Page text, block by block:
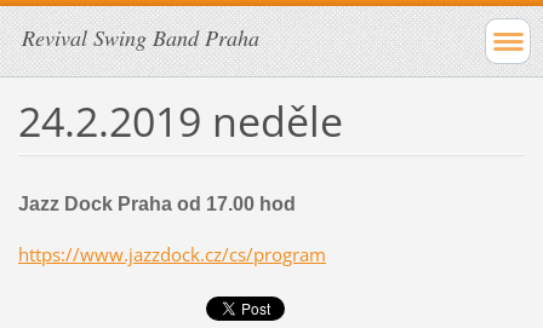
Revival Swing Band Praha
24.2.2019 neděle
Jazz Dock Praha od 17.00 hod
https://www.jazzdock.cz/cs/program